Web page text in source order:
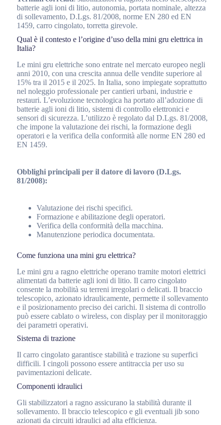
batterie agli ioni di litio, autonomia, portata nominale, altezza
di sollevamento, D.Lgs. 81/2008, norme EN 280 ed EN
1459, carro cingolato, torretta girevole.
Qual è il contesto e l’origine d’uso della mini gru elettrica in
Italia?
Le mini gru elettriche sono entrate nel mercato europeo negli
anni 2010, con una crescita annua delle vendite superiore al
15% tra il 2015 e il 2025. In Italia, sono impiegate soprattutto
nel noleggio professionale per cantieri urbani, industrie e
restauri. L’evoluzione tecnologica ha portato all’adozione di
batterie agli ioni di litio, sistemi di controllo elettronici e
sensori di sicurezza. L’utilizzo è regolato dal D.Lgs. 81/2008,
che impone la valutazione dei rischi, la formazione degli
operatori e la verifica della conformità alle norme EN 280 ed
EN 1459.
Obblighi principali per il datore di lavoro (D.Lgs.
81/2008):
Valutazione dei rischi specifici.
Formazione e abilitazione degli operatori.
Verifica della conformità della macchina.
Manutenzione periodica documentata.
Come funziona una mini gru elettrica?
Le mini gru a ragno elettriche operano tramite motori elettrici
alimentati da batterie agli ioni di litio. Il carro cingolato
consente la mobilità su terreni irregolari o delicati. Il braccio
telescopico, azionato idraulicamente, permette il sollevamento
e il posizionamento preciso dei carichi. Il sistema di controllo
può essere cablato o wireless, con display per il monitoraggio
dei parametri operativi.
Sistema di trazione
Il carro cingolato garantisce stabilità e trazione su superfici
difficili. I cingoli possono essere antitraccia per uso su
pavimentazioni delicate.
Componenti idraulici
Gli stabilizzatori a ragno assicurano la stabilità durante il
sollevamento. Il braccio telescopico e gli eventuali jib sono
azionati da circuiti idraulici ad alta efficienza.